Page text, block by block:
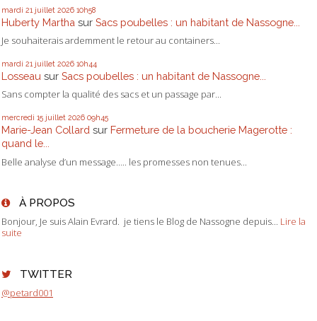
mardi 21 juillet 2026 10h58
Huberty Martha sur Sacs poubelles : un habitant de Nassogne...
Je souhaiterais ardemment le retour au containers...
mardi 21 juillet 2026 10h44
Losseau sur Sacs poubelles : un habitant de Nassogne...
Sans compter la qualité des sacs et un passage par...
mercredi 15 juillet 2026 09h45
Marie-Jean Collard sur Fermeture de la boucherie Magerotte :
quand le...
Belle analyse d’un message….. les promesses non tenues...
À PROPOS
Bonjour, Je suis Alain Evrard. je tiens le Blog de Nassogne depuis... Lire la
suite
TWITTER
@petard001